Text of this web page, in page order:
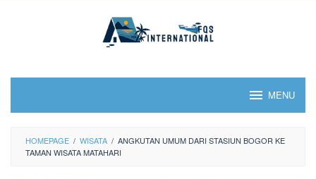
MENU
HOMEPAGE / WISATA / ANGKUTAN UMUM DARI STASIUN BOGOR KE
TAMAN WISATA MATAHARI